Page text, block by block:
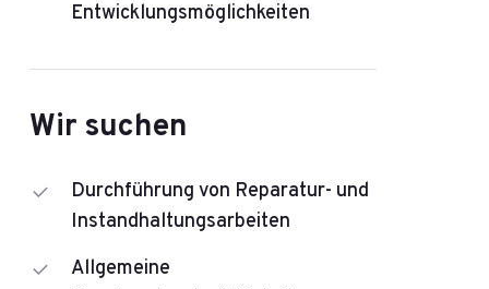
Entwicklungsmöglichkeiten
Wir suchen
Durchführung von Reparatur- und
Instandhaltungsarbeiten
Allgemeine